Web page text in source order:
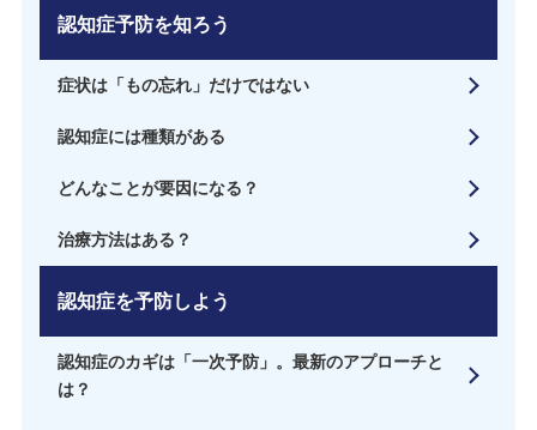
認知症予防を知ろう
症状は「もの忘れ」だけではない
認知症には種類がある
どんなことが要因になる？
治療方法はある？
認知症を予防しよう
認知症のカギは「一次予防」。最新のアプローチと
は？